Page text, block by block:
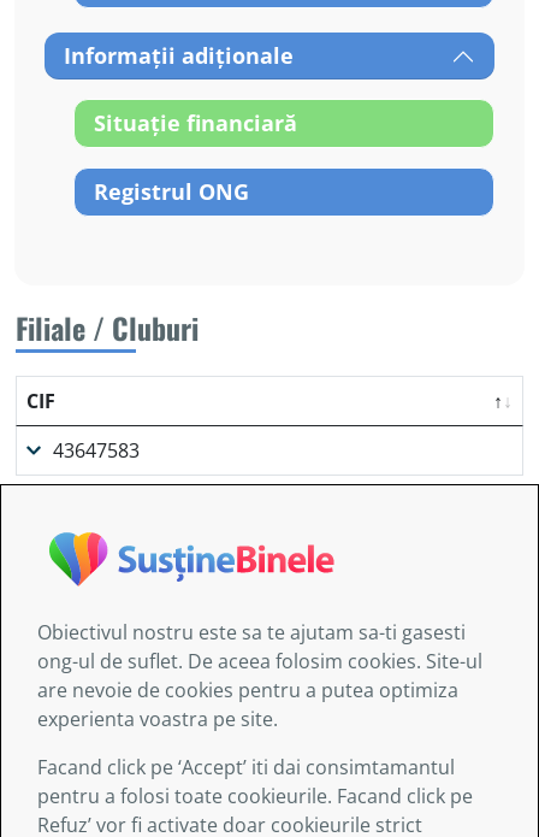
Informații adiționale
Situație financiară
Registrul ONG
Filiale / Cluburi
CIF
43647583
Informaţiile furnizate de AITIS:
au doar un caracter general şi nu sunt destinate să
abordeze circumstanţe specifice ale nici unei
persoane sau entităţi;
actualizate;
uneori sunt legate de site-uri externe asupra cărora
Obiectivul nostru este sa te ajutam sa-ti gasesti
ong-ul de suflet. De aceea folosim cookies. Site-ul
are nevoie de cookies pentru a putea optimiza
experienta voastra pe site.
Facand click pe ‘Accept’ iti dai consimtamantul
pentru a folosi toate cookieurile. Facand click pe
Refuz’ vor fi activate doar cookieurile strict